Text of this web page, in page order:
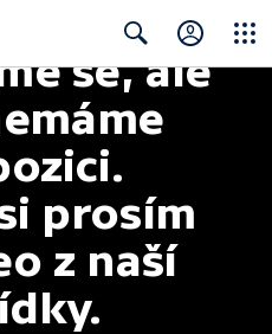
Search
se, ale
prosím
z naší